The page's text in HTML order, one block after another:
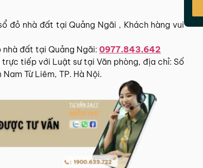
đỏ nhà đất tại Quảng Ngãi , Khách hàng vui
đất tại Quảng Ngãi: 0977.843.642
tiếp với Luật sư tại Văn phòng, địa chỉ: Số
Từ Liêm, TP. Hà Nội.